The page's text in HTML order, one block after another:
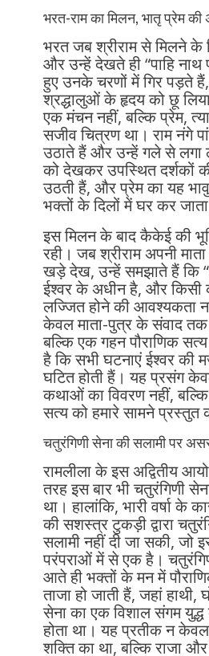
भरत-राम का मिलन, भातृ प्रेम की
भरत जब श्रीराम से मिलने
और उन्हें देखते ही “पाहि नाथ
हुए उनके चरणों में गिर पड़ते
श्रद्धालुओं के हृदय को छू
एक मंचन नहीं, बल्कि प्रेम,
सजीव चित्रण था। राम नंगे
उठाते हैं और उन्हें गले से
को देखकर उपस्थित
उठती हैं, और प्रेम का यह
भक्तों के दिलों में घर कर
इस मिलन के बाद कैकेई की
रही। जब श्रीराम अपनी
खड़े देख, उन्हें समझाते हैं कि
ईश्वर के अधीन है, और किसी
लज्जित होने की आवश्यकता
केवल माता-पुत्र के संवाद तक
बल्कि एक गहन पौराणिक
है कि सभी घटनाएं ईश्वर की
घटित होती हैं। यह प्रसंग
कथाओं का विवरण नहीं,
सत्य को हमारे सामने प्रस्तुत
चतुरंगिणी सेना की सलामी पर
रामलीला के इस अद्वितीय
तरह इस बार भी चतुरंगिणी
था। हालांकि, भारी वर्षा के
की सशस्त्र टुकड़ी द्वारा
सलामी नहीं दी जा सकी, जो
परंपराओं में से एक है।
आते ही भक्तों के मन में
ताजा हो जाती हैं, जहां
सेना का एक विशाल संगम
होता था। यह प्रतीक न
शक्ति का था, बल्कि राजा